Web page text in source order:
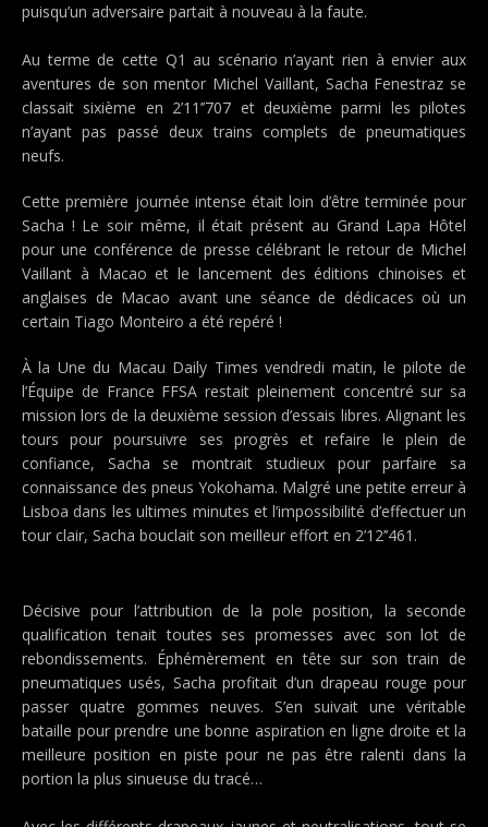
puisqu’un adversaire partait à nouveau à la faute.
Au terme de cette Q1 au scénario n’ayant rien à envier aux
aventures de son mentor Michel Vaillant, Sacha Fenestraz se
classait sixième en 2’11’’707 et deuxième parmi les pilotes
n’ayant pas passé deux trains complets de pneumatiques
neufs.
Cette première journée intense était loin d’être terminée pour
Sacha ! Le soir même, il était présent au Grand Lapa Hôtel
pour une conférence de presse célébrant le retour de Michel
Vaillant à Macao et le lancement des éditions chinoises et
anglaises de Macao avant une séance de dédicaces où un
certain Tiago Monteiro a été repéré !
À la Une du Macau Daily Times vendredi matin, le pilote de
l’Équipe de France FFSA restait pleinement concentré sur sa
mission lors de la deuxième session d’essais libres. Alignant les
tours pour poursuivre ses progrès et refaire le plein de
confiance, Sacha se montrait studieux pour parfaire sa
connaissance des pneus Yokohama. Malgré une petite erreur à
Lisboa dans les ultimes minutes et l’impossibilité d’effectuer un
tour clair, Sacha bouclait son meilleur effort en 2’12’’461.
Décisive pour l’attribution de la pole position, la seconde
qualification tenait toutes ses promesses avec son lot de
rebondissements. Éphémèrement en tête sur son train de
pneumatiques usés, Sacha profitait d’un drapeau rouge pour
passer quatre gommes neuves. S’en suivait une véritable
bataille pour prendre une bonne aspiration en ligne droite et la
meilleure position en piste pour ne pas être ralenti dans la
portion la plus sinueuse du tracé…